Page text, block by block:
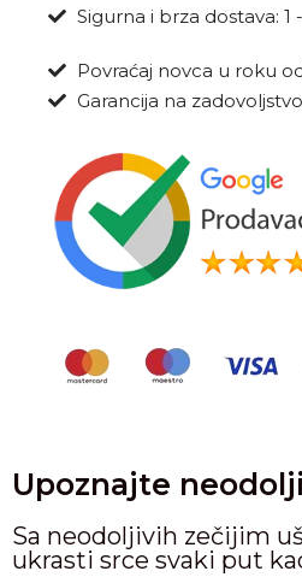
Sigurna i brza dostava: 1
Povraćaj novca u roku
Garancija na zadovoljstvo
Upoznajte
Sa neodoljivih zečijim
ukrasti srce svaki put